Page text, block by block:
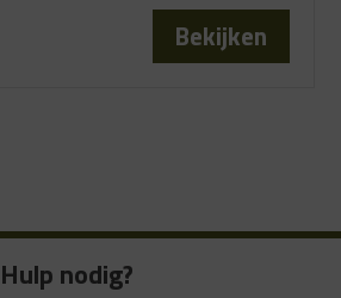
Bekijken
Hulp nodig?